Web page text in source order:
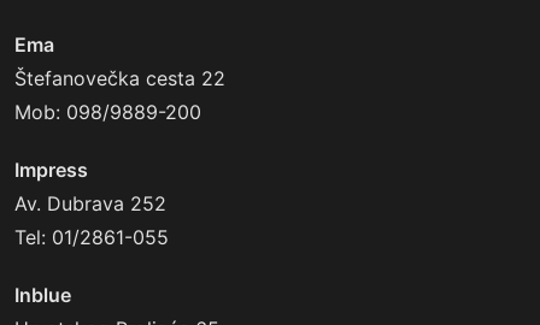
Ema
Štefanovečka cesta 22
Mob: 098/9889-200
Impress
Av. Dubrava 252
Tel: 01/2861-055
Inblue